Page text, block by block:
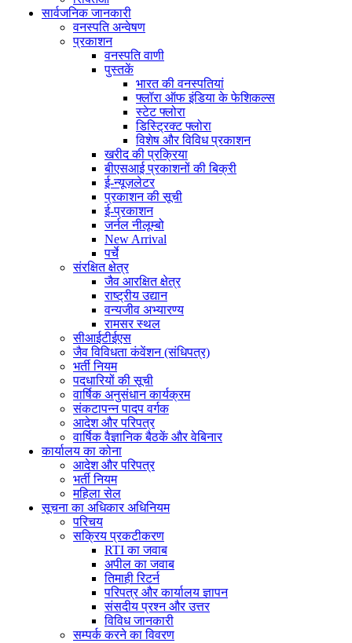
सार्वजनिक जानकारी
वनस्पति अन्वेषण
प्रकाशन
वनस्पति वाणी
पुस्तकें
भारत की वनस्पतियां
फ्लॉरा ऑफ इंडिया के फेशिकल्स
स्टेट फ्लोरा
डिस्ट्रिक्ट फ्लोरा
विशेष और विविध प्रकाशन
खरीद की प्रक्रिया
बीएसआई प्रकाशनों की बिक्री
ई-न्यूज़लेटर
प्रकाशन की सूची
ई-प्रकाशन
जर्नल नीलूम्बो
New Arrival
पर्चे
संरक्षित क्षेत्र
जैव आरक्षित क्षेत्र
राष्ट्रीय उद्यान
वन्यजीव अभ्यारण्य
रामसर स्थल
सीआईटीईएस
जैव विविधता कंवेंशन (संधिपत्र)
भर्ती नियम
पदधारियों की सूची
वार्षिक अनुसंधान कार्यक्रम
संकटापन्न पादप वर्गक
आदेश और परिपत्र
वार्षिक वैज्ञानिक बैठकें और वेबिनार
कार्यालय का कोना
आदेश और परिपत्र
भर्ती नियम
महिला सेल
सूचना का अधिकार अधिनियम
परिचय
सक्रिय प्रकटीकरण
RTI का जवाब
अपील का जवाब
तिमाही रिटर्न
परिपत्र और कार्यालय ज्ञापन
संसदीय प्रश्न और उत्तर
विविध जानकारी
सम्पर्क करने का विवरण